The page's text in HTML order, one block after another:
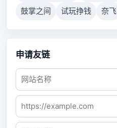
鼓掌之间
试玩挣钱 奈飞
申请友链